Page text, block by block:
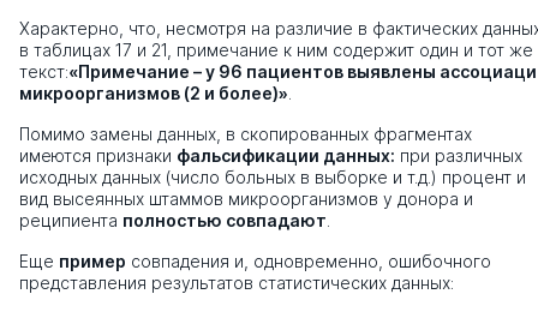
Характерно, что, несмотря на различие в фактических
в таблицах 17 и 21, примечание к ним содержит один и тот же
текст:«Примечание – у 96 пациентов выявлены
микроорганизмов (2 и более)»
Помимо замены данных, в скопированных фрагментах
имеются признаки фальсификации данных: при различных
исходных данных (число больных в выборке и т.д.) процент и
вид высеянных штаммов микроорганизмов у донора и
реципиента полностью совпадают
Еще пример совпадения и, одновременно, ошибочного
представления результатов статистических данных: